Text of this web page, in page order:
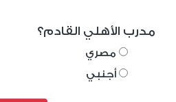
مدرب الأهلي القادم؟
مصري
أجنبي